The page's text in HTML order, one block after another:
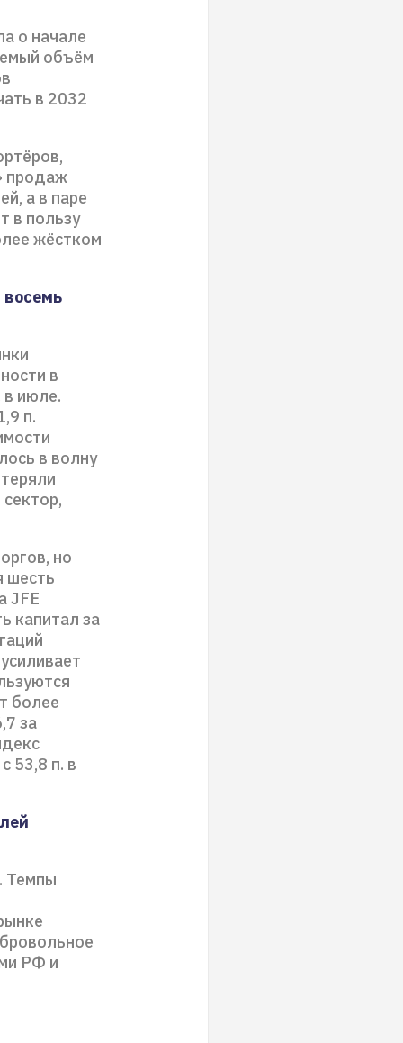
о начале
объём
в 2032
продаж
а в паре
в пользу
жёстком
восемь
в
в июле.
п.
в волну
но
шесть
JFE
капитал за
более
за
53,8 п. в
Темпы
РФ и